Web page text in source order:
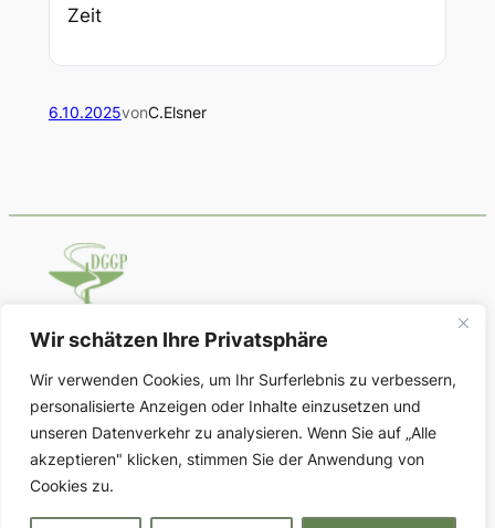
Wir schätzen Ihre Privatsphäre
Wir verwenden Cookies, um Ihr Surferlebnis zu verbessern,
personalisierte Anzeigen oder Inhalte einzusetzen und
unseren Datenverkehr zu analysieren. Wenn Sie auf „Alle
akzeptieren" klicken, stimmen Sie der Anwendung von
Cookies zu.
Zeit
6.10.2025vonC.Elsner
Deutsche Gesellschaft für Geschichte
der Pharmazie
Über uns
Vorstand
Kontakt
Datenschutz
Datenschutzerklärung
Social